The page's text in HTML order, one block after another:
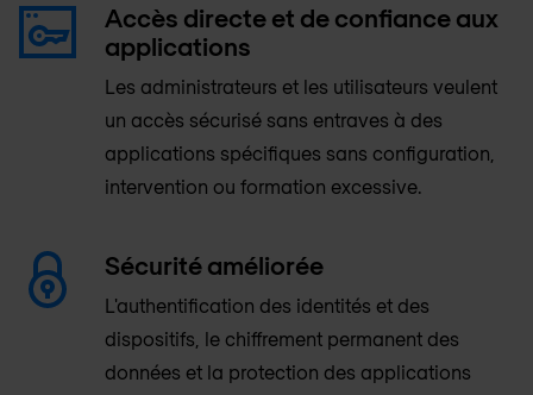
Accès directe et de confiance aux
applications
Les administrateurs et les utilisateurs veulent
un accès sécurisé sans entraves à des
applications spécifiques sans configuration,
intervention ou formation excessive.
Sécurité améliorée
L'authentification des identités et des
dispositifs, le chiffrement permanent des
données et la protection des applications